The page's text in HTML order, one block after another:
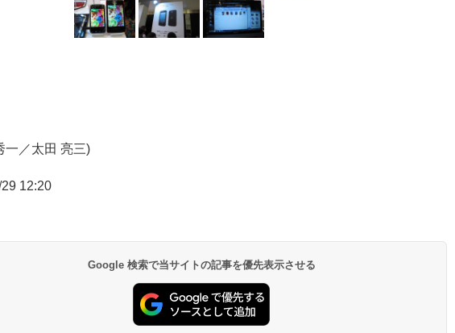
一／太田 亮三)
12:20
Google 検索で当サイトの記事を優先表示させる